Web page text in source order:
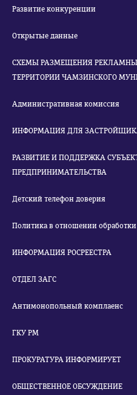
Развитие конкуренции
Открытые данные
СХЕМЫ РАЗМЕЩЕНИЯ
ТЕРРИТОРИИ ЧАМЗИНСКОГО
Административная комиссия
ИНФОРМАЦИЯ ДЛЯ
РАЗВИТИЕ И ПОДДЕРЖКА
ПРЕДПРИНИМАТЕЛЬСТВА
Детский телефон доверия
Политика в отношении
ИНФОРМАЦИЯ РОСРЕЕСТРА
ОТДЕЛ ЗАГС
Антимонопольный комплаенс
ГКУ РМ
ПРОКУРАТУРА ИНФОРМИРУЕТ
ОБЩЕСТВЕННОЕ ОБСУЖДЕНИЕ